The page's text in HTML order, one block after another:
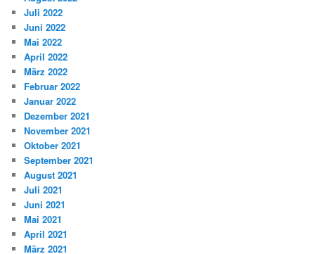
Juli 2022
Juni 2022
Mai 2022
April 2022
März 2022
Februar 2022
Januar 2022
Dezember 2021
November 2021
Oktober 2021
September 2021
August 2021
Juli 2021
Juni 2021
Mai 2021
April 2021
März 2021